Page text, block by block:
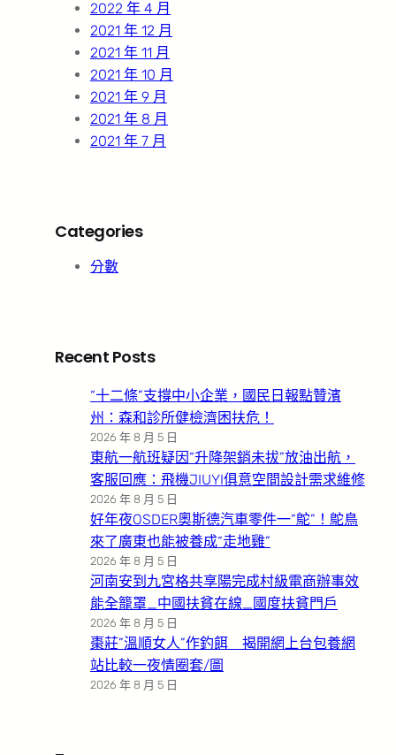
2022 年 4 月
2021 年 12 月
2021 年 11 月
2021 年 10 月
2021 年 9 月
2021 年 8 月
2021 年 7 月
Categories
分數
Recent Posts
“十二條”支撐中小企業，國民日報點贊濱
州：森和診所健檢濟困扶危！
2026 年 8 月 5 日
東航一航班疑因“升降架銷未拔”放油出航，
客服回應：飛機JIUYI俱意空間設計需求維修
2026 年 8 月 5 日
好年夜OSDER奧斯德汽車零件一“鴕”！鴕鳥
來了廣東也能被養成“走地雞”
2026 年 8 月 5 日
河南安到九宮格共享陽完成村級電商辦事效
能全籠罩_中國扶貧在線_國度扶貧門戶
2026 年 8 月 5 日
棗莊”溫順女人”作釣餌 揭開網上台包養網
站比較一夜情圈套/圖
2026 年 8 月 5 日